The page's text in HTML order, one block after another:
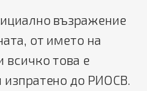
възражение
от името на
всичко това е
до РИОСВ.